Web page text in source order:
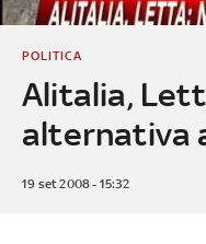
Alitalia,
alternativa
POLITICA
19 set 2008 - 15:32